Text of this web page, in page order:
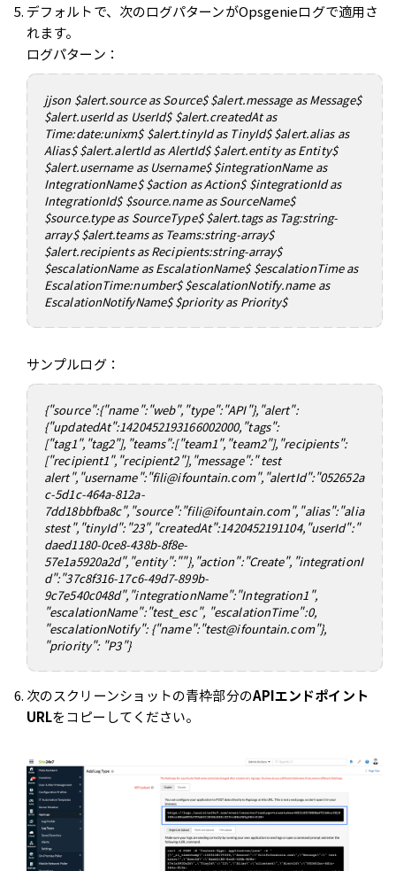
デフォルトで、次のログパターンがOpsgenieログで適用さ
れます。
ログパターン：
jjson $alert.source as Source$ $alert.message as Message$
$alert.userId as UserId$ $alert.createdAt as
Time:date:unixm$ $alert.tinyId as TinyId$ $alert.alias as
Alias$ $alert.alertId as AlertId$ $alert.entity as Entity$
$alert.username as Username$ $integrationName as
IntegrationName$ $action as Action$ $integrationId as
IntegrationId$ $source.name as SourceName$
$source.type as SourceType$ $alert.tags as Tag:string-
array$ $alert.teams as Teams:string-array$
$alert.recipients as Recipients:string-array$
$escalationName as EscalationName$ $escalationTime as
EscalationTime:number$ $escalationNotify.name as
EscalationNotifyName$ $priority as Priority$
サンプルログ：
{"source":{"name":"web","type":"API"},"alert":
{"updatedAt":1420452193166002000,"tags":
["tag1","tag2"],"teams":["team1","team2"],"recipients":
["recipient1","recipient2"],"message":" test
alert","username":"fili@ifountain.com","alertId":"052652a
c-5d1c-464a-812a-
7dd18bbfba8c","source":"fili@ifountain.com","alias":"alia
stest","tinyId":"23","createdAt":1420452191104,"userId":"
daed1180-0ce8-438b-8f8e-
57e1a5920a2d","entity":""},"action":"Create","integrationI
d":"37c8f316-17c6-49d7-899b-
9c7e540c048d","integrationName":"Integration1",
"escalationName":"test_esc", "escalationTime":0,
"escalationNotify": {"name":"test@ifountain.com"},
"priority": "P3"}
次のスクリーンショットの青枠部分のAPIエンドポイント
URLをコピーしてください。